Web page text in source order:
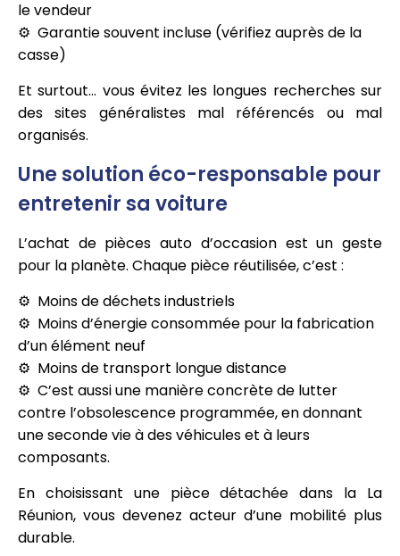
le vendeur
Garantie souvent incluse (vérifiez auprès de la
casse)
Et surtout… vous évitez les longues recherches sur
des sites généralistes mal référencés ou mal
organisés.
Une solution éco-responsable pour
entretenir sa voiture
L’achat de pièces auto d’occasion est un geste
pour la planète. Chaque pièce réutilisée, c’est :
Moins de déchets industriels
Moins d’énergie consommée pour la fabrication
d’un élément neuf
Moins de transport longue distance
C’est aussi une manière concrète de lutter
contre l’obsolescence programmée, en donnant
une seconde vie à des véhicules et à leurs
composants.
En choisissant une pièce détachée dans la La
Réunion, vous devenez acteur d’une mobilité plus
durable.